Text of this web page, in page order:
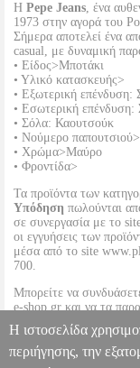
Η Pepe Jeans, ένα
1973 στην αγορά του
Σήμερα αποτελεί ένα
casual, με δυναμική
• Είδος>Μποτάκι
• Υλικό κατασκευής>
• Εξωτερική επένδυση:
• Εσωτερική επένδυση:
• Σόλα: Καουτσούκ
• Νούμερο παπουτσιού>
• Χρώμα>Μαύρο
• Φροντίδα>
Τα προϊόντα των
Υπόδηση πωλούνται
σε συνεργασία με το
οι εγγυήσεις των
μέσα από το site
700.
Μπορείτε να
e-shop.gr και να τα
αποστολής. Μπορείτε
point με μηδενικά
Η ιστοσελίδα
περιήγησης, την